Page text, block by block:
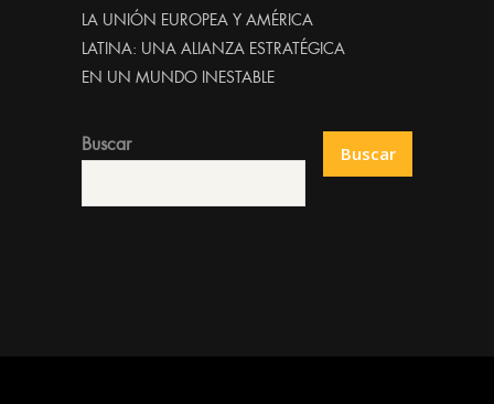
LA UNIÓN EUROPEA Y AMÉRICA
LATINA: UNA ALIANZA ESTRATÉGICA
EN UN MUNDO INESTABLE
Buscar Buscar